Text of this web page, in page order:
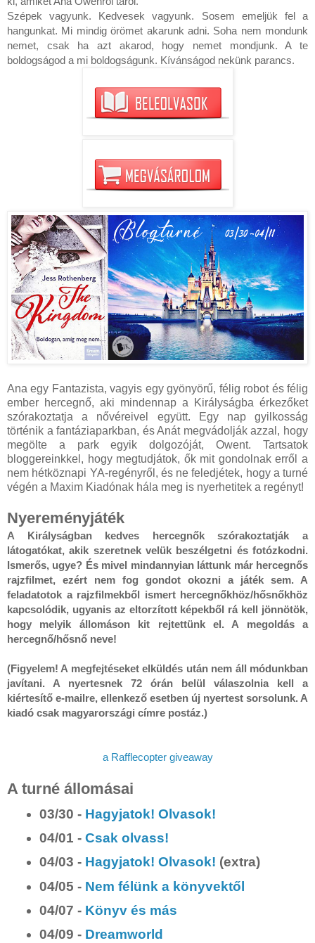
Szépek vagyunk. Kedvesek vagyunk. Sosem emeljük fel a
hangunkat. Mi mindig örömet akarunk adni. Soha nem mondunk
nemet, csak ha azt akarod, hogy nemet mondjunk. A te
boldogságod a mi boldogságunk. Kívánságod nekünk parancs.
Ana egy Fantazista, vagyis egy gyönyörű, félig robot és félig
ember hercegnő, aki mindennap a Királyságba érkezőket
szórakoztatja a nővéreivel együtt. Egy nap gyilkosság
történik a fantáziaparkban, és Anát megvádolják azzal, hogy
megölte a park egyik dolgozóját, Owent. Tartsatok
bloggereinkkel, hogy megtudjátok, ők mit gondolnak erről a
nem hétköznapi YA-regényről, és ne feledjétek, hogy a turné
végén a Maxim Kiadónak hála meg is nyerhetitek a regényt!
Nyereményjáték
A Királyságban kedves hercegnők szórakoztatják a
látogatókat, akik szeretnek velük beszélgetni és fotózkodni.
Ismerős, ugye? És mivel mindannyian láttunk már hercegnős
rajzfilmet, ezért nem fog gondot okozni a játék sem. A
feladatotok a rajzfilmekből ismert hercegnőkhöz/hősnőkhöz
kapcsolódik, ugyanis az eltorzított képekből rá kell jönnötök,
hogy melyik állomáson kit rejtettünk el. A megoldás a
hercegnő/hősnő neve!
(Figyelem! A megfejtéseket elküldés után nem áll módunkban
javítani. A nyertesnek 72 órán belül válaszolnia kell a
kiértesítő e-mailre, ellenkező esetben új nyertest sorsolunk. A
kiadó csak magyarországi címre postáz.)
a Rafflecopter giveaway
A turné állomásai
03/30 - Hagyjatok! Olvasok!
04/01 -Csak olvass!
04/03 - Hagyjatok! Olvasok! (extra)
04/05 - Nem félünk a könyvektől
04/07 - Könyv és más
04/09 - Dreamworld